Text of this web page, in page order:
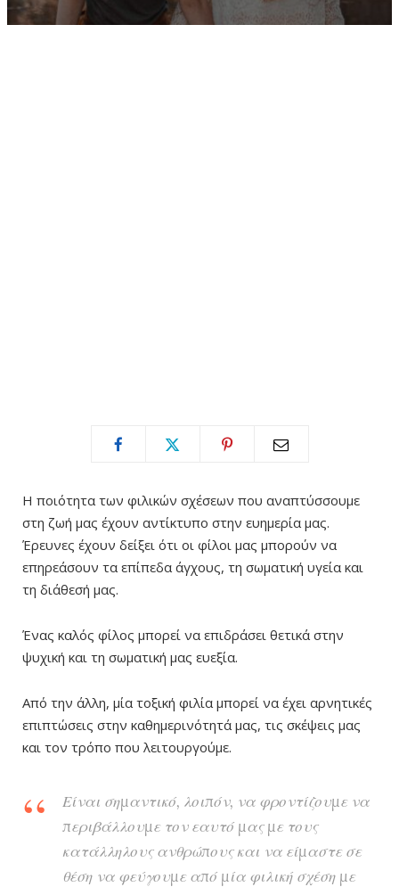
Η ποιότητα των φιλικών σχέσεων που αναπτύσσουμε
στη ζωή μας έχουν αντίκτυπο στην ευημερία μας.
Έρευνες έχουν δείξει ότι οι φίλοι μας μπορούν να
επηρεάσουν τα επίπεδα άγχους, τη σωματική υγεία και
τη διάθεσή μας.
Ένας καλός φίλος μπορεί να επιδράσει θετικά στην
ψυχική και τη σωματική μας ευεξία.
Από την άλλη, μία τοξική φιλία μπορεί να έχει αρνητικές
επιπτώσεις στην καθημερινότητά μας, τις σκέψεις μας
και τον τρόπο που λειτουργούμε.
Είναι σημαντικό, λοιπόν, να φροντίζουμε να
περιβάλλουμε τον εαυτό μας με τους
κατάλληλους ανθρώπους και να είμαστε σε
θέση να φεύγουμε από μία φιλική σχέση με